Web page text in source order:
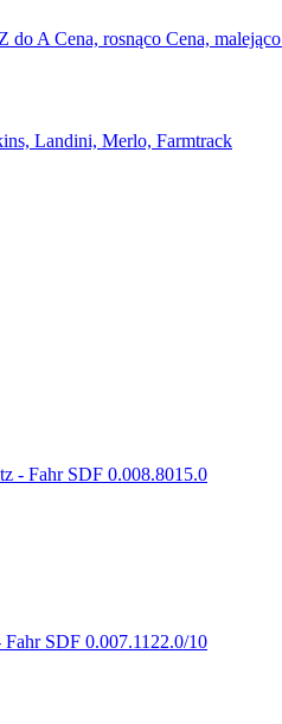
do A Cena, rosnąco Cena, malejąco